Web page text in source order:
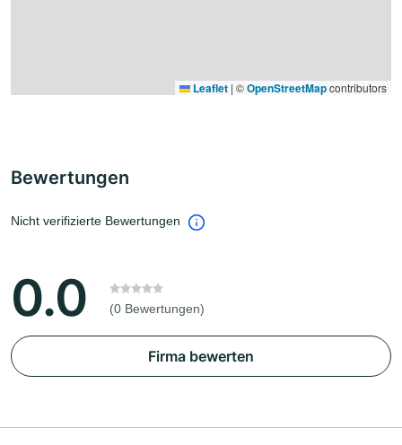
Leaflet | ©OpenStreetMapcontributors
Bewertungen
Nicht verifizierte Bewertungen
0.0 (0 Bewertungen)
Firma bewerten